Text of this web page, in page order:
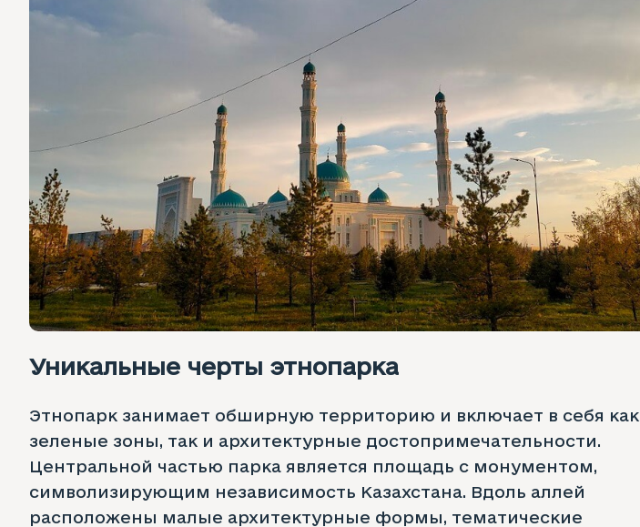
Уникальные черты этнопарка
Этнопарк занимает обширную территорию и включает в себя как
зеленые зоны, так и архитектурные достопримечательности.
Центральной частью парка является площадь с монументом,
символизирующим независимость Казахстана. Вдоль аллей
расположены малые архитектурные формы, тематические